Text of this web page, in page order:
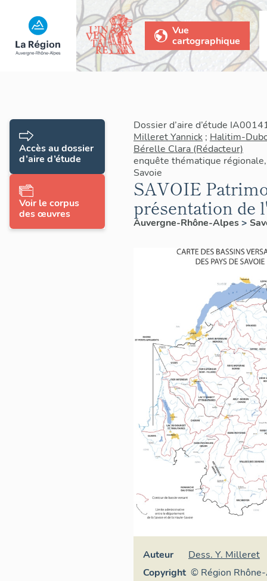
Vue
cartographique
Dossier d’aire d’étude
Milleret Yannick ; Halitim-
Bérelle Clara (Rédacteur)
enquête thématique
Savoie
SAVOIE
présentation de
Auvergne-Rhône-Alpes>
Auteur
Dess. Y. Milleret
Copyright © Région
Accès au dossier
d’aire d’étude
Voir le corpus
des œuvres